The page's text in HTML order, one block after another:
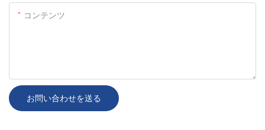
コンテンツ
お問い合わせを送る